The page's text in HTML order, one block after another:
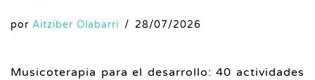
por Aitziber Olabarri 28/07/2026
Musicoterapia para el desarrollo: 40 actividades